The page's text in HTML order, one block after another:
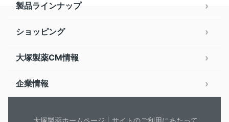
製品ラインナップ
ショッピング
大塚製薬CM情報
企業情報